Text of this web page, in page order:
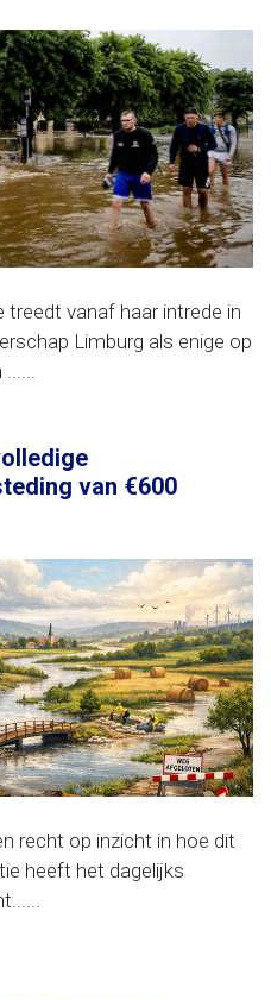
treedt vanaf haar intrede in
Limburg als enige op
van €600
recht op inzicht in hoe dit
heeft het dagelijks